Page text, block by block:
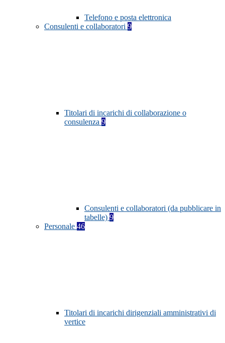
Telefono e posta elettronica
Consulenti e collaboratori 9
Titolari di incarichi di collaborazione o
consulenza 9
Consulenti e collaboratori (da pubblicare in
tabelle) 9
Personale 46
Titolari di incarichi dirigenziali amministrativi di
vertice